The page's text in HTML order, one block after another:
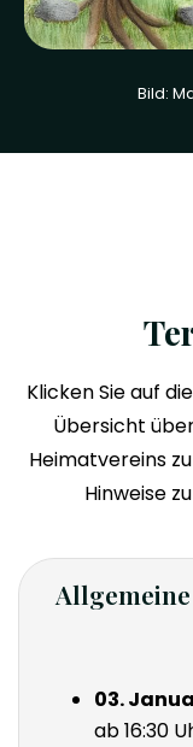
Bild:
Klicken Sie auf
Übersicht
Heimatvereins
Hinweise
03.
ab 16:30